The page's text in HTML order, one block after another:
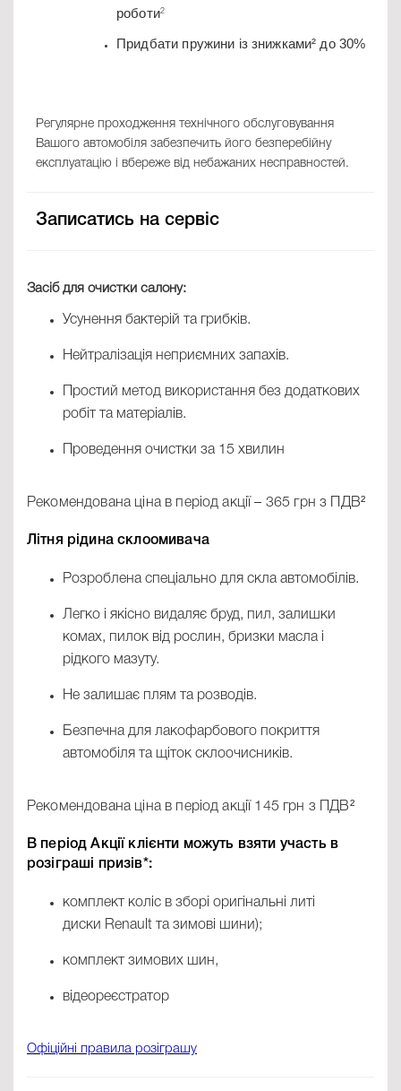
роботи2
Придбати пружини із знижками² до 30%
Регулярне проходження технічного обслуговування
Вашого автомобіля забезпечить його безперебійну
експлуатацію і вбереже від небажаних несправностей.
Записатись на сервіс
Засіб для очистки салону:
Усунення бактерій та грибків.
Нейтралізація неприємних запахів.
Простий метод використання без додаткових
робіт та матеріалів.
Проведення очистки за 15 хвилин
Рекомендована ціна в період акції – 365 грн з ПДВ²
Літня рідина склоомивача
Розроблена спеціально для скла автомобілів.
Легко і якісно видаляє бруд, пил, залишки
комах, пилок від рослин, бризки масла і
рідкого мазуту.
Не залишає плям та розводів.
Безпечна для лакофарбового покриття
автомобіля та щіток склоочисників.
Рекомендована ціна в період акції 145 грн з ПДВ²
В період Акції клієнти можуть взяти участь в
розіграші призів*:
комплект коліс в зборі оригінальні литі
диски Renault та зимові шини);
комплект зимових шин,
відеореєстратор
Офіційні правила розіграшу